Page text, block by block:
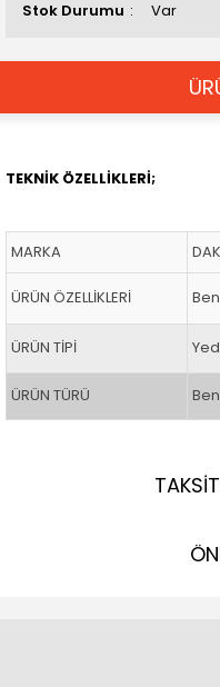
Stok Durumu Var
TEKNİK ÖZELLİKLERİ;
MARKA
ÜRÜN ÖZELLİKLERİ
ÜRÜN TİPİ
ÜRÜN TÜRÜ